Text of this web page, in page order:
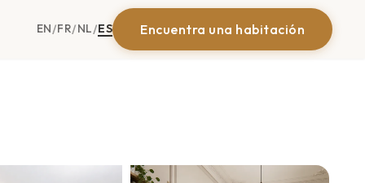
EN/FR/NL/ES Encuentra una habitación